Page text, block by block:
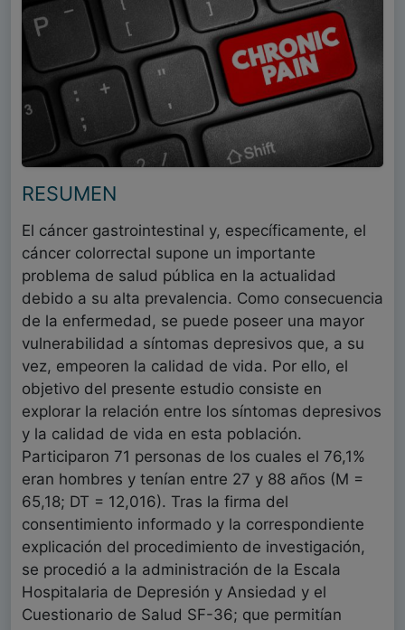
RESUMEN
El cáncer gastrointestinal y, específicamente, el
cáncer colorrectal supone un importante
problema de salud pública en la actualidad
debido a su alta prevalencia. Como consecuencia
de la enfermedad, se puede poseer una mayor
vulnerabilidad a síntomas depresivos que, a su
vez, empeoren la calidad de vida. Por ello, el
objetivo del presente estudio consiste en
explorar la relación entre los síntomas depresivos
y la calidad de vida en esta población.
Participaron 71 personas de los cuales el 76,1%
eran hombres y tenían entre 27 y 88 años (M =
65,18; DT = 12,016). Tras la firma del
consentimiento informado y la correspondiente
explicación del procedimiento de investigación,
se procedió a la administración de la Escala
Hospitalaria de Depresión y Ansiedad y el
Cuestionario de Salud SF-36; que permitían